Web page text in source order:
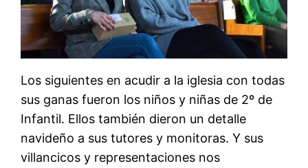
Los siguientes en acudir a la iglesia con todas
sus ganas fueron los niños y niñas de 2º de
Infantil. Ellos también dieron un detalle
navideño a sus tutores y monitoras. Y sus
villancicos y representaciones nos